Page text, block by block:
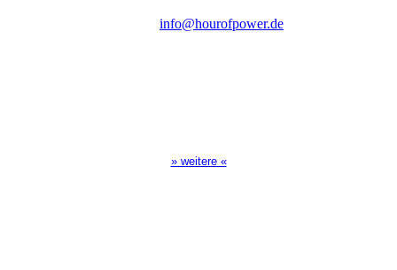
info@hourofpower.de
» weitere «